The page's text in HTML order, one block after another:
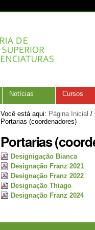
Notícias Cursos
Você está aqui: Página Inicial /
Portarias (coordenadores)
Portarias
Designigação Bianca
Designação Franz 2021
Designação Franz 2022
Designação Thiago
Designação Franz 2024